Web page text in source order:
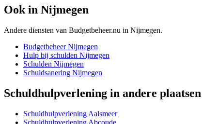
Ook in Nijmegen
Andere diensten van Budgetbeheer.nu in Nijmegen.
Budgetbeheer Nijmegen
Hulp bij schulden Nijmegen
Schulden Nijmegen
Schuldsanering Nijmegen
Schuldhulpverlening in andere plaatsen
Schuldhulpverlening Aalsmeer
Schuldhulpverlening Abcoude